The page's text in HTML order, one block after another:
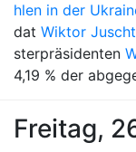
hlen in der
dat Wiktor
sterpräsidenten
4,19 % der
Freitag,